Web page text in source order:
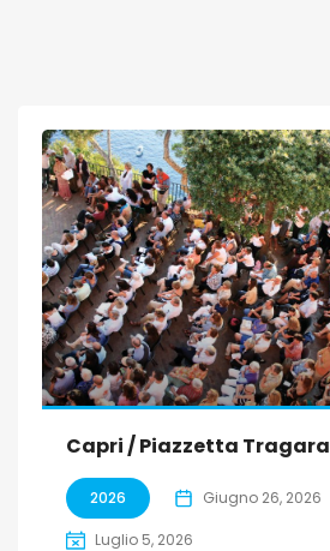
Capri / Piazzetta Tragara
2026 Giugno 26, 2026
Luglio 5, 2026